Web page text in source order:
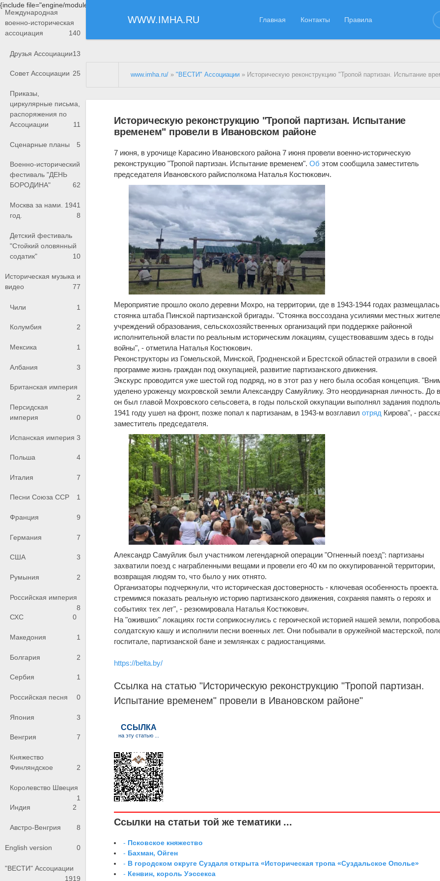
{include file="engine/modules/saperu/head.php"}
WWW.IMHA.RU Главная Контакты Правила
Международная
военно-историческая
ассоциация
140
Друзья Ассоциации13
Совет Ассоциации 25
Приказы,
циркулярные письма,
распоряжения по
Ассоциации
11
Сценарные планы 5
Военно-исторический
фестиваль "ДЕНЬ
БОРОДИНА"
62
Москва за нами. 1941
год.
8
Детский фестиваль
"Стойкий оловянный
содатик"
10
Историческая музыка и
видео
77
Чили 1
Колумбия 2
Мексика 1
Албания 3
Британская империя
2
Персидская
империя
0
Испанская империя 3
Польша 4
Италия 7
Песни Союза ССР 1
Франция 9
Германия 7
США 3
Румыния 2
Российская империя
8
СХС
0
Македония 1
Болгария 2
Сербия 1
Российская песня 0
Япония 3
Венгрия 7
Княжество
Финляндское
2
Королевство Швеция
1
Индия
2
Австро-Венгрия 8
English version 0
"ВЕСТИ" Ассоциации
1919
www.imha.ru/ »"ВЕСТИ" Ассоциации » Историческую реконструкцию "Тропой партизан. Испытание временем" провели в
Историческую реконструкцию "Тропой партизан. Испытание
временем" провели в Ивановском районе
7 июня, в урочище Карасино Ивановского района 7 июня провели военно-историческую
реконструкцию "Тропой партизан. Испытание временем".Об этом сообщила заместитель
председателя Ивановского райисполкома Наталья Костюкович.
Мероприятие прошло около деревни Мохро, на территории, где в 1943-1944 годах размещалась
стоянка штаба Пинской партизанской бригады. "Стоянка воссоздана усилиями местных
учреждений образования, сельскохозяйственных организаций при поддержке районной
исполнительной власти по реальным историческим локациям, существовавшим здесь в годы
войны", - отметила Наталья Костюкович.
Реконструкторы из Гомельской, Минской, Гродненской и Брестской областей отразили в своей
программе жизнь граждан под оккупацией, развитие партизанского движения.
Экскурс проводится уже шестой год подряд, но в этот раз у него была особая концепция.
уделено уроженцу мохровской земли Александру Самуйлику. Это неординарная личность. До
он был главой Мохровского сельсовета, в годы польской оккупации выполнял задания
1941 году ушел на фронт, позже попал к партизанам, в 1943-м возглавилотряд Кирова", -
заместитель председателя.
Александр Самуйлик был участником легендарной операции "Огненный поезд": партизаны
захватили поезд с награбленными вещами и провели его 40 км по оккупированной территории,
возвращая людям то, что было у них отнято.
Организаторы подчеркнули, что историческая достоверность - ключевая особенность
стремимся показать реальную историю партизанского движения, сохраняя память о героях и
событиях тех лет", - резюмировала Наталья Костюкович.
На "оживших" локациях гости соприкоснулись с героической историей нашей земли,
солдатскую кашу и исполнили песни военных лет. Они побывали в оружейной мастерской,
госпитале, партизанской бане и землянках с радиостанциями.
https://belta.by/
Ссылка на статью "Историческую реконструкцию "Тропой партизан.
Испытание временем" провели в Ивановском районе"
Ссылки на статьи той же тематики ...
- Псковское княжество
- Бахман, Ойген
- В городском округе Суздаля открыта «Историческая тропа «Суздальское Ополье»
- Кенвин, король Уэссекса